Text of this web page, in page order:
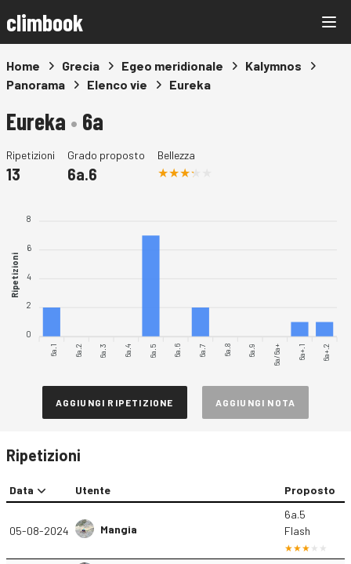
climbook
Home Grecia Egeo meridionale
Kalymnos
Panorama
Elenco vie Eureka
Eureka • 6a
Ripetizioni
13
Grado proposto
6a.6
Bellezza
8
6
4
2
0
Ripetizioni
6a.1 6a.2 6a.3 6a.4 6a.5 6a.6 6a.7 6a.8 6a.9 6a/6a+ 6a+.1 6a+.2
AGGIUNGI RIPETIZIONE AGGIUNGI NOTA
Ripetizioni
Data Utente Proposto
05-08-2024 Mangia
6a.5
Flash